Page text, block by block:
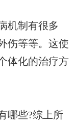
机制有很多
伤等等。这使
体化的治疗方
哪些?综上所